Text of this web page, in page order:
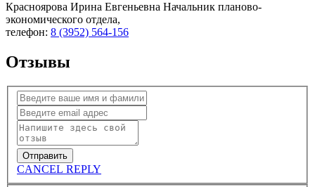
Красноярова Ирина Евгеньевна Начальник планово-
экономического отдела,
телефон: 8 (3952) 564-156
Отзывы
CANCEL REPLY